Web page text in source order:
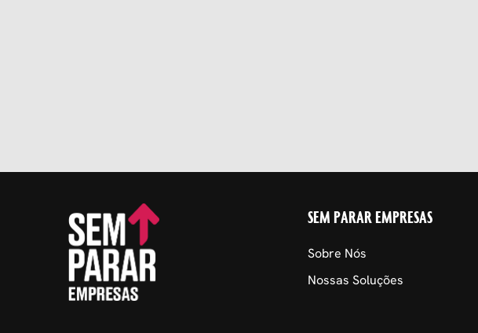
SEM PARAR EMPRESAS
Sobre Nós
Nossas Soluções